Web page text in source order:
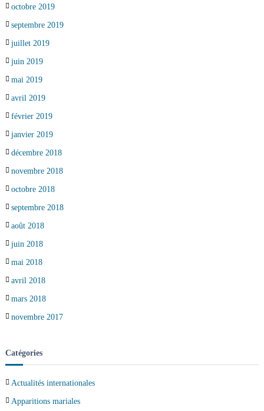
octobre 2019
septembre 2019
juillet 2019
juin 2019
mai 2019
avril 2019
février 2019
janvier 2019
décembre 2018
novembre 2018
octobre 2018
septembre 2018
août 2018
juin 2018
mai 2018
avril 2018
mars 2018
novembre 2017
Catégories
Actualités internationales
Apparitions mariales